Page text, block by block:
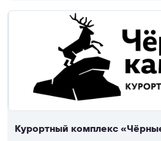
Курортный комплекс